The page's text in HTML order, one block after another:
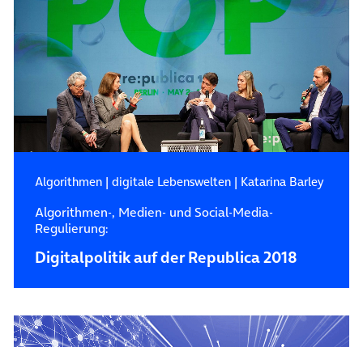
Algorithmen| digitale Lebenswelten| Katarina Barley
Algorithmen-, Medien- und Social-Media-
Regulierung:
Digitalpolitik auf der Republica 2018